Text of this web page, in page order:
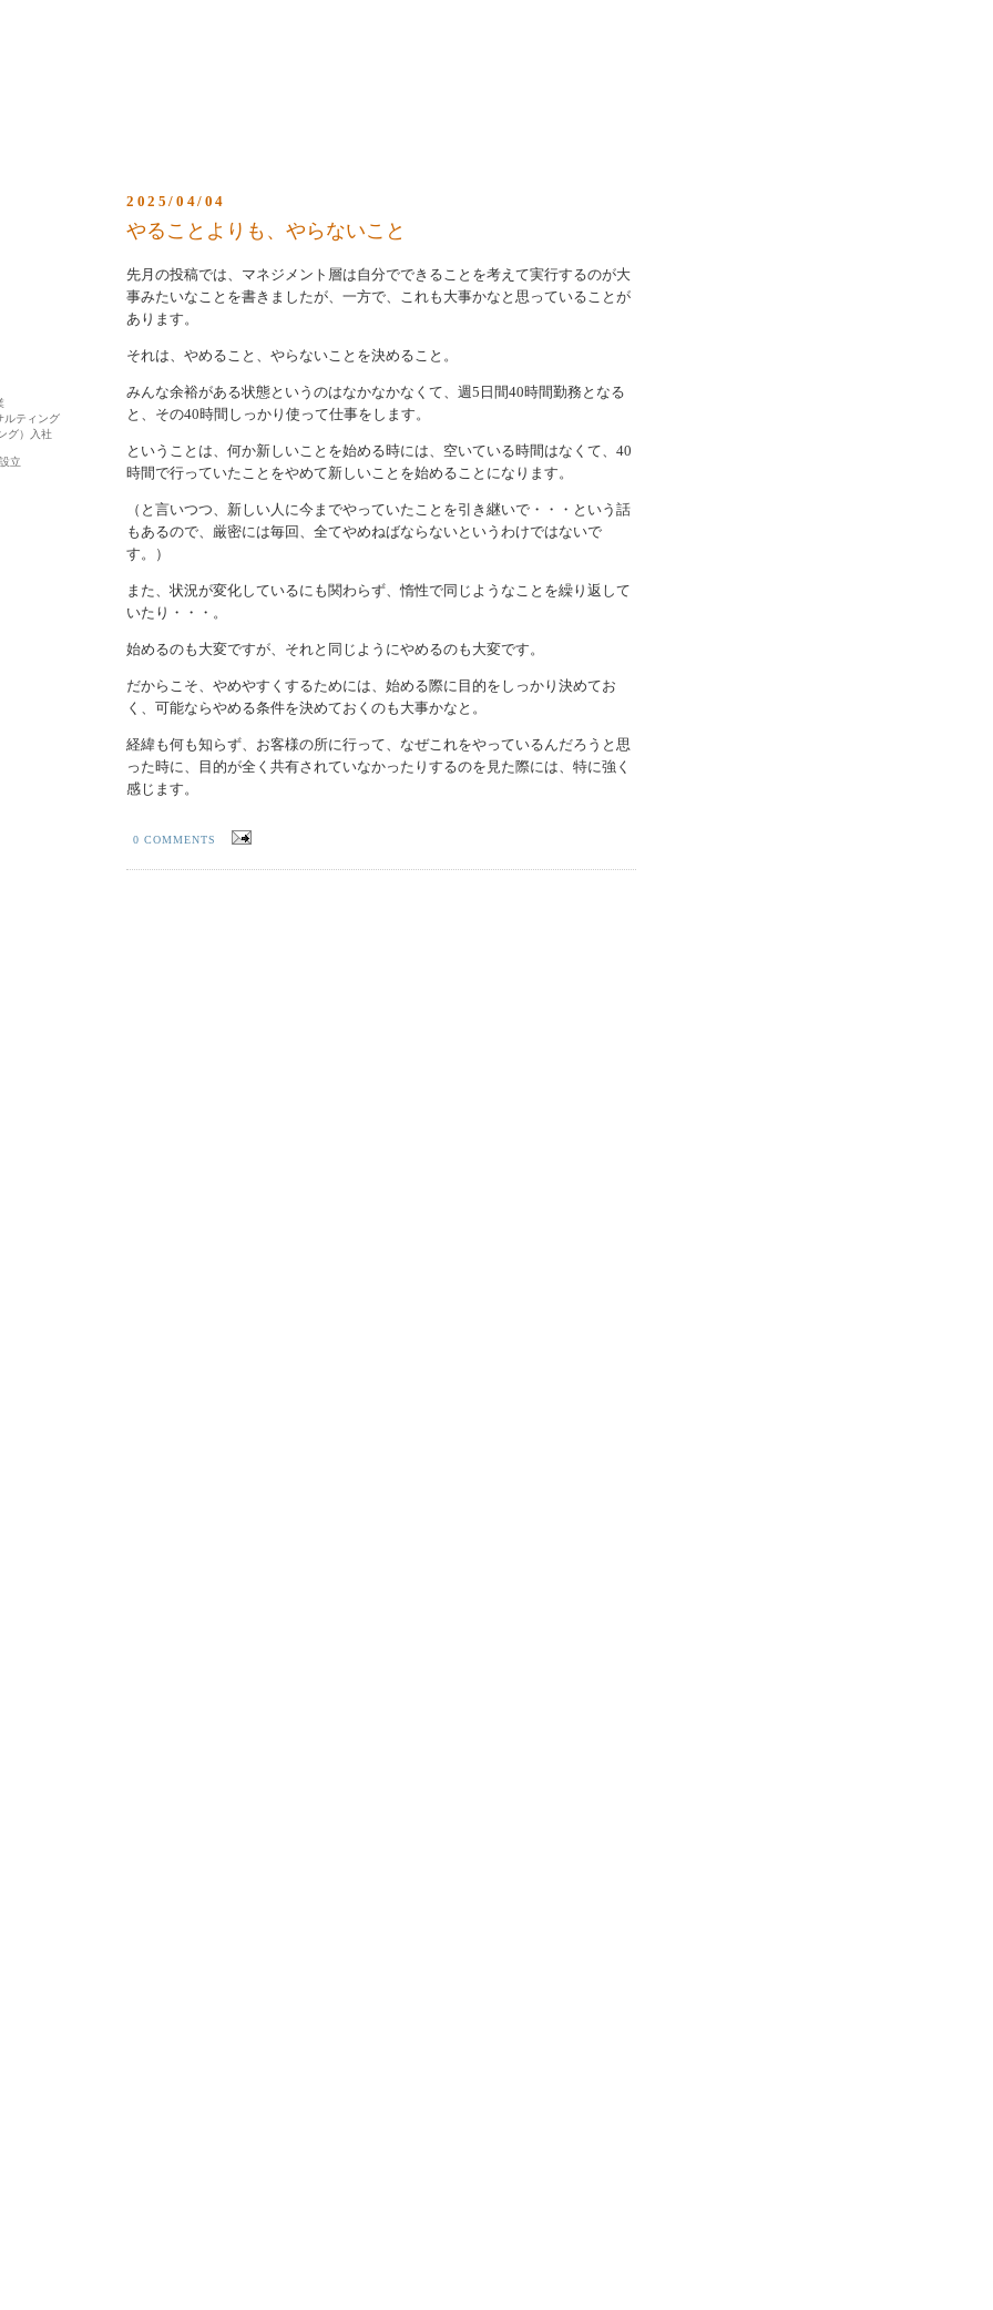
2025/04/04
やることよりも、やらないこと
先月の投稿では、マネジメント層は自分でできることを考えて実行するのが大
事みたいなことを書きましたが、一方で、これも大事かなと思っていることが
あります。
それは、やめること、やらないことを決めること。
みんな余裕がある状態というのはなかなかなくて、週5日間40時間勤務となる
と、その40時間しっかり使って仕事をします。
ということは、何か新しいことを始める時には、空いている時間はなくて、40
時間で行っていたことをやめて新しいことを始めることになります。
（と言いつつ、新しい人に今までやっていたことを引き継いで・・・という話
もあるので、厳密には毎回、全てやめねばならないというわけではないで
す。）
また、状況が変化しているにも関わらず、惰性で同じようなことを繰り返して
いたり・・・。
始めるのも大変ですが、それと同じようにやめるのも大変です。
だからこそ、やめやすくするためには、始める際に目的をしっかり決めてお
く、可能ならやめる条件を決めておくのも大事かなと。
経緯も何も知らず、お客様の所に行って、なぜこれをやっているんだろうと思
った時に、目的が全く共有されていなかったりするのを見た際には、特に強く
感じます。
0 COMMENTS
ルティング
グ）入社
立